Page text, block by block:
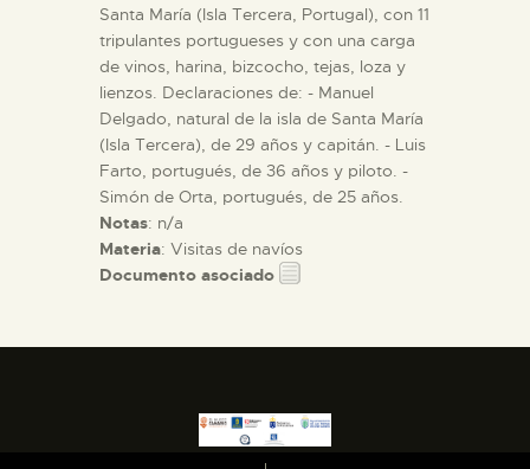
Santa María (Isla Tercera, Portugal), con 11
tripulantes portugueses y con una carga
de vinos, harina, bizcocho, tejas, loza y
lienzos. Declaraciones de: - Manuel
Delgado, natural de la isla de Santa María
(Isla Tercera), de 29 años y capitán. - Luis
Farto, portugués, de 36 años y piloto. -
Simón de Orta, portugués, de 25 años.
Notas: n/a
Materia: Visitas de navíos
Documento asociado